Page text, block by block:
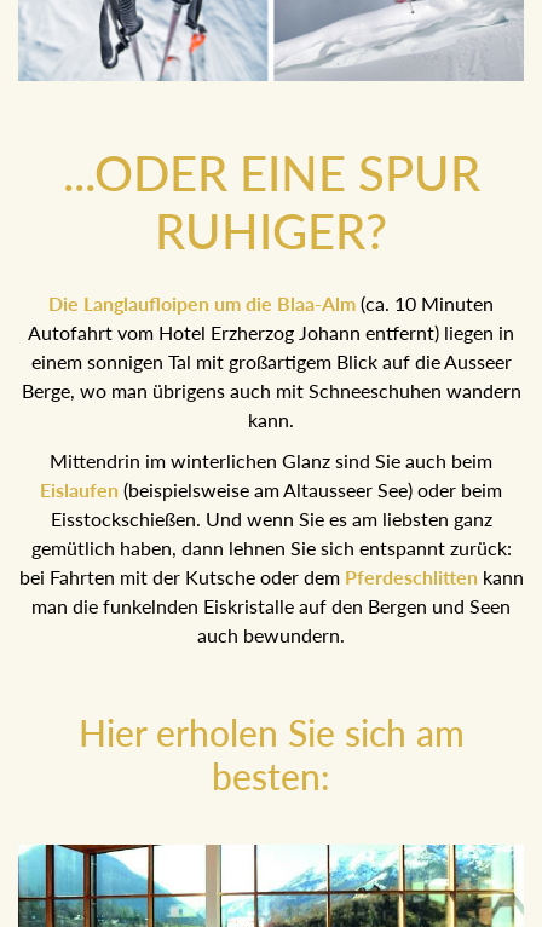
...ODER EINE SPUR
RUHIGER?
Die Langlaufloipen um die Blaa-Alm(ca. 10 Minuten
Autofahrt vom Hotel Erzherzog Johann entfernt) liegen in
einem sonnigen Tal mit großartigem Blick auf die Ausseer
Mittendrin im winterlichen Glanz sind Sie auch beim
Eislaufen(beispielsweise am Altausseer See) oder beim
Eisstockschießen. Und wenn Sie es am liebsten ganz
gemütlich haben, dann lehnen Sie sich entspannt zurück:
bei Fahrten mit der Kutsche oder dem
Hier erholen Sie sich am
besten: